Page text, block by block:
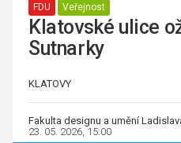
FDU Veřejnost
Klatovské ulice
Sutnarky
KLATOVY
Fakulta designu a umění
23. 05. 2026, 15:00